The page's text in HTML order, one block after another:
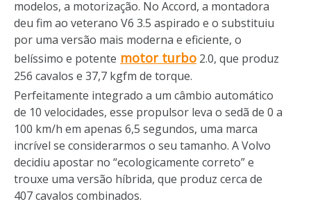
modelos, a motorização. No Accord, a montadora
deu fim ao veterano V6 3.5 aspirado e o substituiu
por uma versão mais moderna e eficiente, o
belíssimo e potente motor turbo 2.0, que produz
256 cavalos e 37,7 kgfm de torque.
Perfeitamente integrado a um câmbio automático
de 10 velocidades, esse propulsor leva o sedã de 0 a
100 km/h em apenas 6,5 segundos, uma marca
incrível se considerarmos o seu tamanho. A Volvo
decidiu apostar no “ecologicamente correto” e
trouxe uma versão híbrida, que produz cerca de
407 cavalos combinados.